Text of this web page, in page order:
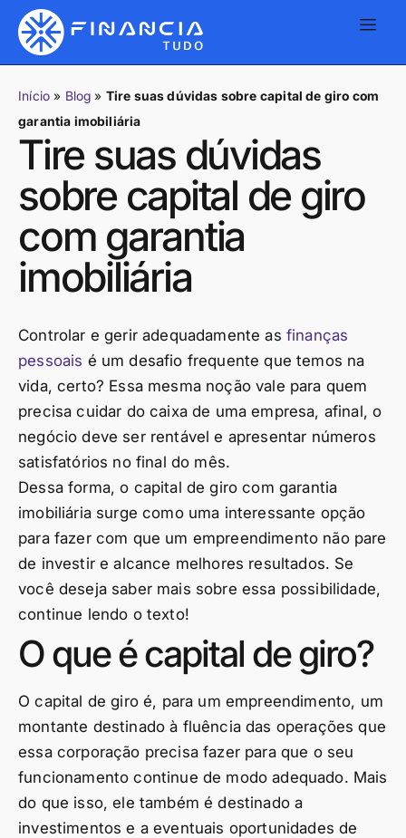
Início » Blog » Tire suas dúvidas sobre capital de giro com
garantia imobiliária
Tire suas dúvidas
sobre capital de giro
com garantia
imobiliária
Controlar e gerir adequadamente as finanças
pessoais é um desafio frequente que temos na
vida, certo? Essa mesma noção vale para quem
precisa cuidar do caixa de uma empresa, afinal, o
negócio deve ser rentável e apresentar números
satisfatórios no final do mês.
Dessa forma, o capital de giro com garantia
imobiliária surge como uma interessante opção
para fazer com que um empreendimento não pare
de investir e alcance melhores resultados. Se
você deseja saber mais sobre essa possibilidade,
continue lendo o texto!
O que é capital de giro?
O capital de giro é, para um empreendimento, um
montante destinado à fluência das operações que
essa corporação precisa fazer para que o seu
funcionamento continue de modo adequado. Mais
do que isso, ele também é destinado a
investimentos e a eventuais oportunidades de